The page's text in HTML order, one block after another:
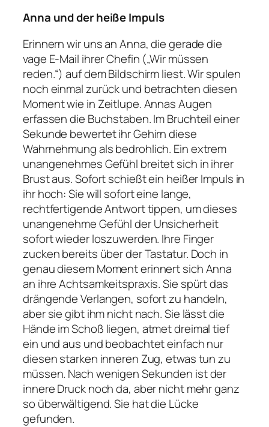
Anna und der heiße Impuls
Erinnern wir uns an Anna, die gerade die
vage E-Mail ihrer Chefin („Wir müssen
reden.“) auf dem Bildschirm liest. Wir spulen
noch einmal zurück und betrachten diesen
Moment wie in Zeitlupe. Annas Augen
erfassen die Buchstaben. Im Bruchteil einer
Sekunde bewertet ihr Gehirn diese
Wahrnehmung als bedrohlich. Ein extrem
unangenehmes Gefühl breitet sich in ihrer
Brust aus. Sofort schießt ein heißer Impuls in
ihr hoch: Sie will sofort eine lange,
rechtfertigende Antwort tippen, um dieses
unangenehme Gefühl der Unsicherheit
sofort wieder loszuwerden. Ihre Finger
zucken bereits über der Tastatur. Doch in
genau diesem Moment erinnert sich Anna
an ihre Achtsamkeitspraxis. Sie spürt das
drängende Verlangen, sofort zu handeln,
aber sie gibt ihm nicht nach. Sie lässt die
Hände im Schoß liegen, atmet dreimal tief
ein und aus und beobachtet einfach nur
diesen starken inneren Zug, etwas tun zu
müssen. Nach wenigen Sekunden ist der
innere Druck noch da, aber nicht mehr ganz
so überwältigend. Sie hat die Lücke
gefunden.